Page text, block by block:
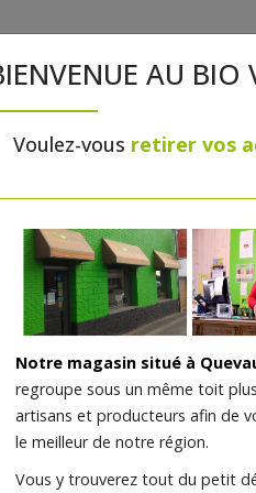
PLATS TRAITEUR
ET HYGIÈNE DU CORPS
AU BIO
Voulez-vous retirer vos
Notre magasin situé à
regroupe sous un même toit
artisans et producteurs afin de
le meilleur de notre région.
Vous y trouverez tout du petit
14/08 (09:00)